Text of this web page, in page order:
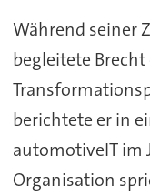
Während seiner
begleitete Brecht
berichtete er in
automotiveIT im
Organisation